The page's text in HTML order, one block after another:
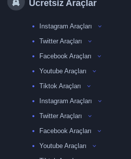
Ücretsiz Araçlar
Instagram Araçları
Twitter Araçları
Facebook Araçları
Youtube Araçları
Tiktok Araçları
Instagram Araçları
Twitter Araçları
Facebook Araçları
Youtube Araçları